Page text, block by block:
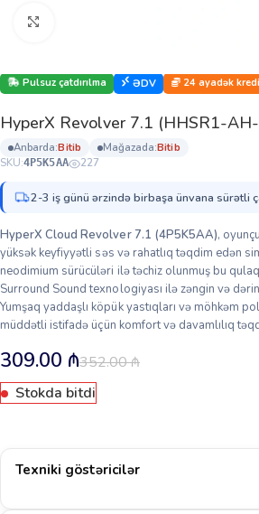
Pulsuz çatdırılma ƏDV 24 ayadək
HyperX Revolver 7.1 (HHSR1-
anbarda: bi̇ti̇b mağazada: bi̇ti̇b
SKU:4P5K5AA 227
2-3 iş günü ərzində birbaşa ünvana sürətli
HyperX Cloud Revolver 7.1 (4P5K5AA),
yüksək keyfiyyətli səs və rahatlıq təqdim edən
neodimium sürücüləri ilə təchiz olunmuş bu
Surround Sound texnologiyası ilə zəngin və
Yumşaq yaddaşlı köpük yastıqları və möhkəm
müddətli istifadə üçün komfort və davamlılıq
352.00₼
309.00 ₼
Stokda bitdi
Texniki göstəricilər